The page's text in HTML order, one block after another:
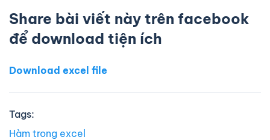
Share bài viết này trên facebook
để download tiện ích
Download excel file
Tags:
Hàm trong excel